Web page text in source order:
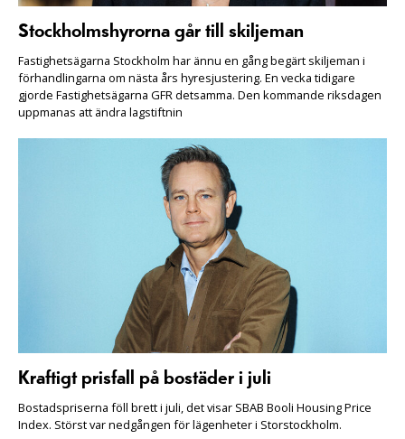
Stockholmshyrorna går till skiljeman
Fastighetsägarna Stockholm har ännu en gång begärt skiljeman i
förhandlingarna om nästa års hyresjustering. En vecka tidigare
gjorde Fastighetsägarna GFR detsamma. Den kommande riksdagen
uppmanas att ändra lagstiftnin
Kraftigt prisfall på bostäder i juli
Bostadspriserna föll brett i juli, det visar SBAB Booli Housing Price
Index. Störst var nedgången för lägenheter i Storstockholm.